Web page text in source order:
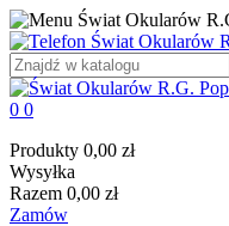
0 0
Produkty 0,00 zł
Wysyłka
Razem 0,00 zł
Zamów